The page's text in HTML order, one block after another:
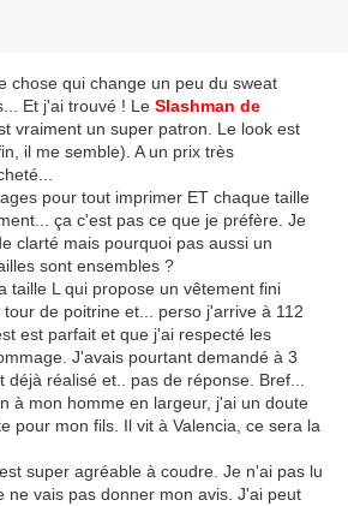
chose qui change un peu du sweat
Et j'ai trouvé ! Le Slashman de
vraiment un super patron. Le look est
il me semble). A un prix très
pour tout imprimer ET chaque taille
ça c'est pas ce que je préfère. Je
clarté mais pourquoi pas aussi un
sont ensembles ?
taille L qui propose un vêtement fini
de poitrine et... perso j'arrive à 112
est parfait et que j'ai respecté les
J'avais pourtant demandé à 3
réalisé et.. pas de réponse. Bref...
à mon homme en largeur, j'ai un doute
pour mon fils. Il vit à Valencia, ce sera la
super agréable à coudre. Je n'ai pas lu
ne vais pas donner mon avis. J'ai peut